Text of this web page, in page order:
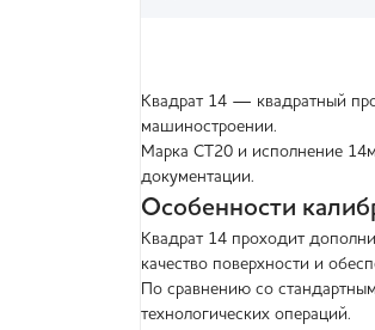
Квадрат 14 — квадратный
машиностроении.
Марка СТ20 и исполнение
документации.
Особенности
Квадрат 14 проходит
качество поверхности и
По сравнению со
технологических операций.